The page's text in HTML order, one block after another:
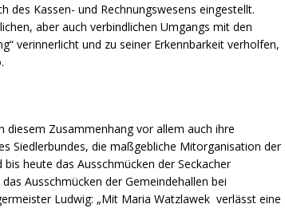
des Kassen- und Rechnungswesens eingestellt.
aber auch verbindlichen Umgangs mit den
verinnerlicht und zu seiner Erkennbarkeit verholfen,
diesem Zusammenhang vor allem auch ihre
Siedlerbundes, die maßgebliche Mitorganisation der
heute das Ausschmücken der Seckacher
Ausschmücken der Gemeindehallen bei
Ludwig: „Mit Maria Watzlawek verlässt eine